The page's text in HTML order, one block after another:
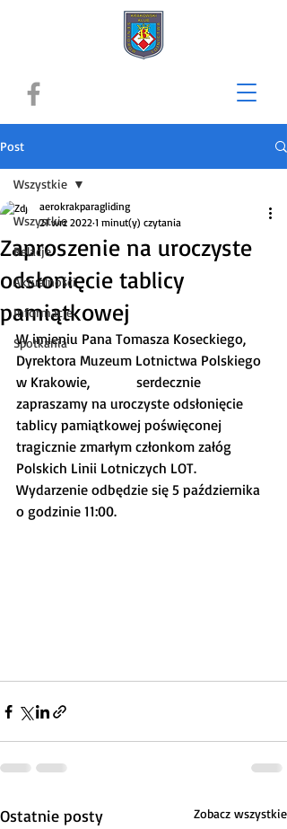
Post
Wszystkie
Relacje
Aktualności
Informacje
Spotkania
Wszystkie
Zaproszenie na uroczyste
odsłonięcie tablicy
pamiątkowej
aerokrakparagliding
21 wrz 2022 1 minut(y) czytania
W imieniu Pana Tomasza Koseckiego,
Dyrektora Muzeum Lotnictwa Polskiego
w Krakowie,             serdecznie
zapraszamy na uroczyste odsłonięcie
tablicy pamiątkowej poświęconej
tragicznie zmarłym członkom załóg
Polskich Linii Lotniczych LOT.
Wydarzenie odbędzie się 5 października
o godzinie 11:00.
Ostatnie posty Zobacz wszystkie